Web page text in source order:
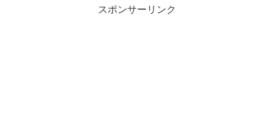
スポンサーリンク